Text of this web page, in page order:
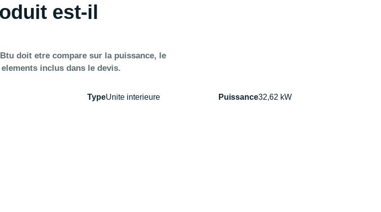
est-il
doit etre compare sur la puissance, le
inclus dans le devis.
TypeUnite interieure Puissance32,62 kW